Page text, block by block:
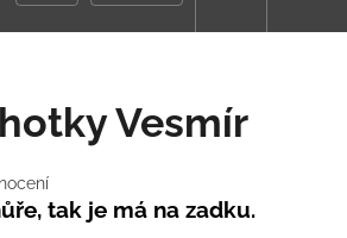
Vesmír
tak je má na zadku.